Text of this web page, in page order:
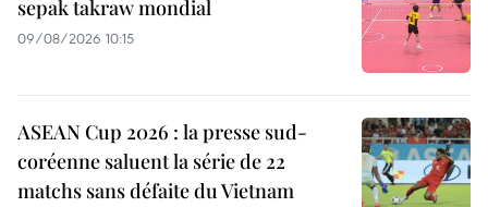
sepak takraw mondial
09/08/2026 10:15
ASEAN Cup 2026 : la presse sud-
coréenne saluent la série de 22
matchs sans défaite du Vietnam